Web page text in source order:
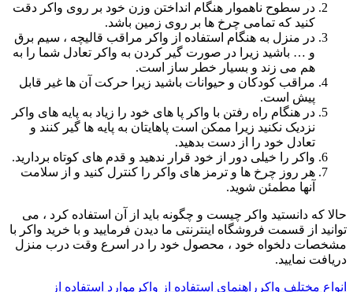
در سطوح ناهموار هنگام انداختن وزن خود بر روی واکر دقت
کنید که تمامی چرخ ها بر روی زمین باشد.
در منزل به هنگام استفاده از واکر مراقب قالیچه ، سیم برق
و … باشید زیرا در صورت گیر کردن به واکر تعادل شما را به
هم می زند و بسیار خطر ساز است.
مراقب کودکان و حیوانات باشید زیرا حرکت آن ها غیر قابل
پیش است.
در هنگام راه رفتن با واکر پا های خود را زیاد به پایه های واکر
نزدیک نکنید زیرا ممکن است پاهایتان به پایه ها گیر کنند و
تعادل خود را از دست بدهید.
واکر را خیلی دور از خود قرار ندهید و قدم های کوتاه بردارید.
هر روز چرخ ها و ترمز های واکر را کنترل کنید و از سلامت
آنها مطمئن شوید.
حالا که دانستید واکر چیست و چگونه باید از آن استفاده کرد ، می
توانید از قسمت فروشگاه اینترنتی ما دیدن فرمایید و با خرید واکر با
مشخصات دلخواه خود ، محصول خود را در اسرع وقت درب منزل
دریافت نمایید.
انواع مختلف واکر راهنمای استفاده از واکر موارد استفاده از